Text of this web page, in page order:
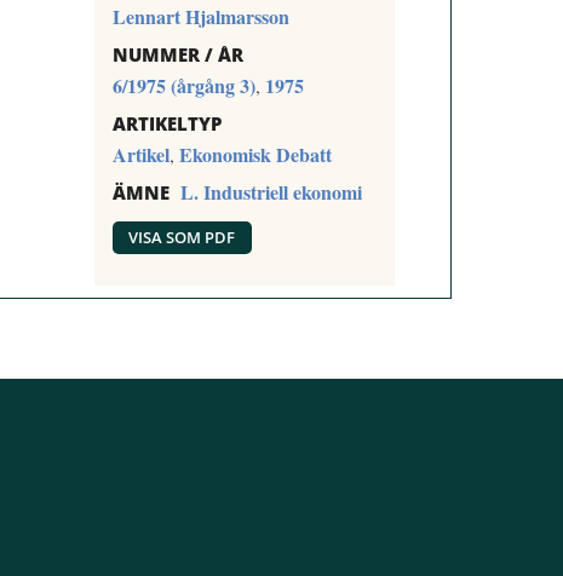
Lennart Hjalmarsson
NUMMER / ÅR
6/1975 (årgång 3), 1975
ARTIKELTYP
Artikel, Ekonomisk Debatt
ÄMNE L. Industriell ekonomi
VISA SOM PDF